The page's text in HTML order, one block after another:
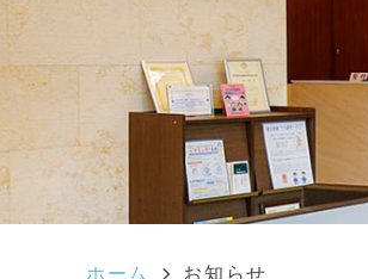
ホーム お知らせ